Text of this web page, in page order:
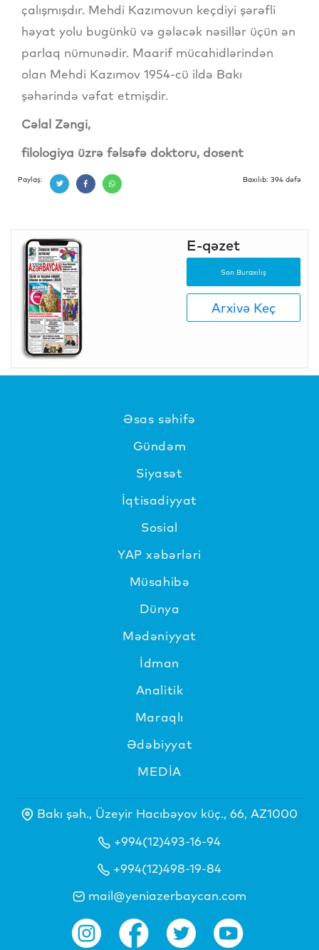
çalışmışdır. Mehdi Kazımovun keçdiyi şərəfli
həyat yolu bugünkü və gələcək nəsillər üçün ən
parlaq nümunədir. Maarif mücahidlərindən
olan Mehdi Kazımov 1954-cü ildə Bakı
şəhərində vəfat etmişdir.
Cəlal Zəngi,
filologiya üzrə fəlsəfə doktoru, dosent
Paylaş: Baxılıb: 394 dəfə
E-qəzet
Son Buraxılış
Arxivə Keç
Əsas səhifə
Gündəm
Siyasət
İqtisadiyyat
Sosial
YAP xəbərləri
Müsahibə
Dünya
Mədəniyyat
İdman
Analitik
Maraqlı
Ədəbiyyat
MEDİA
Bakı şəh., Üzeyir Hacıbəyov küç., 66, AZ1000
+994(12)493-16-94
+994(12)498-19-84
mail@yeniazerbaycan.com